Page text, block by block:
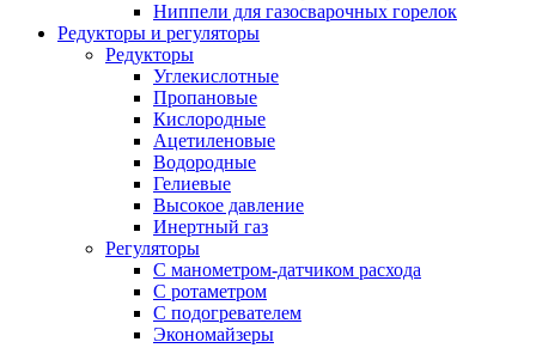
Ниппели для газосварочных горелок
Редукторы и регуляторы
Редукторы
Углекислотные
Пропановые
Кислородные
Ацетиленовые
Водородные
Гелиевые
Высокое давление
Инертный газ
Регуляторы
С манометром-датчиком расхода
С ротаметром
С подогревателем
Экономайзеры